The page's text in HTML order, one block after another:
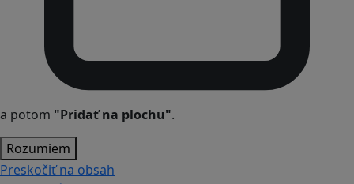
a potom "Pridať na plochu".
Rozumiem
Preskočiť na obsah